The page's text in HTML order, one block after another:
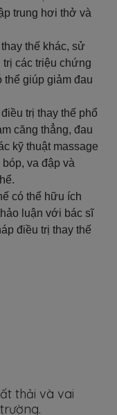
trung hơi thở và
thế khác, sử
các triệu chứng
thể giúp giảm đau
trị thay thế phổ
căng thẳng, đau
kỹ thuật massage
va đập và
có thể hữu ích
luận với bác sĩ
điều trị thay thế
thải và vai